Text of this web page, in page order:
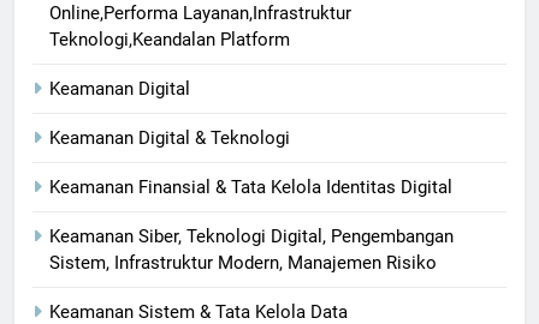
Online,Performa Layanan,Infrastruktur
Teknologi,Keandalan Platform
Keamanan Digital
Keamanan Digital & Teknologi
Keamanan Finansial & Tata Kelola Identitas Digital
Keamanan Siber, Teknologi Digital, Pengembangan
Sistem, Infrastruktur Modern, Manajemen Risiko
Keamanan Sistem & Tata Kelola Data